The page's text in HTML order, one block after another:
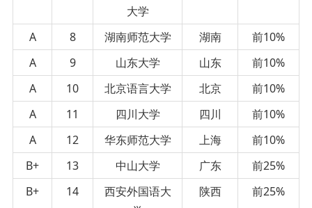
大学
A 8 湖南师范大学 湖南
前10%
A
9 山东大学 山东
前10%
A
10 北京语言大学 北京
前10%
A
11 四川大学 四川
前10%
A
12 华东师范大学 上海
前10%
B+
13 中山大学 广东
前25%
B+
14
西安外国语大
陕西 前25%